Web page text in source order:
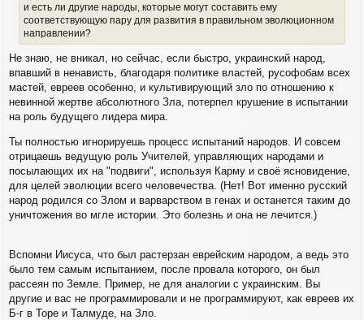
и есть ли другие народы, которые могут составить ему
соответствующую пару для развития в правильном эволюционном
направлении?
Не знаю, не вникал, но сейчас, если быстро, украинский народ,
впавший в ненависть, благодаря политике властей, русофобам всех
мастей, евреев особенно, и культивирующий зло по отношению к
невинной жертве абсолютного Зла, потерпел крушение в испытании
на роль будущего лидера мира.
Ты полностью игнорируешь процесс испытаний народов. И совсем
отрицаешь ведущую роль Учителей, управляющих народами и
посылающих их на "подвиги", используя Карму и своё ясновидение,
для целей эволюции всего человечества. (Нет! Вот именно русский
народ родился со Злом и варварством в генах и останется таким до
уничтожения во мгле истории. Это болезнь и она не лечится.)
Вспомни Иисуса, что был растерзан еврейским народом, а ведь это
было тем самым испытанием, после провала которого, он был
рассеян по Земле. Пример, не для аналогии с украинским. Вы
другие и вас не программировали и не программируют, как евреев их
Б-г в Торе и Талмуде, на Зло.